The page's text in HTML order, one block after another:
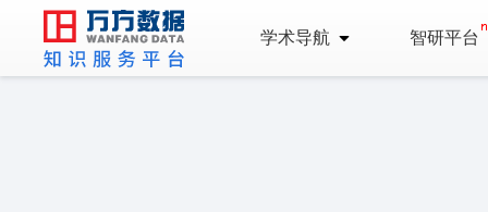
学术导航 智研平台